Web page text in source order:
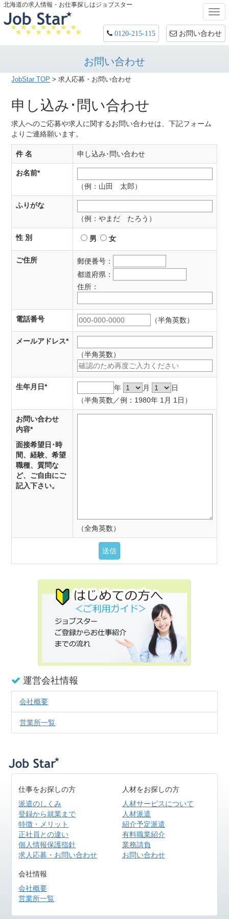
北海道の求人情報・お仕事探しはジョブスター
0120-215-115 お問い合わせ
お問い合わせ
JobStar TOP > 求人応募・お問い合わせ
申し込み･問い合わせ
求人へのご応募や求人に関するお問い合わせは、下記フォーム
よりご連絡願います。
件 名 申し込み･問い合わせ
お名前*
（例：山田 太郎）
ふりがな
（例：やまだ たろう）
性 別 男 女
ご住所
郵便番号：
都道府県：
住所：
電話番号 （半角英数）
メールアドレス*
（半角英数）
生年月日* 年 月
日
（半角英数／例：1980年 1月 1日）
お問い合わせ
内容*
面接希望日･時
間、経験、希望
職種、質問な
ど、ご自由にご
記入下さい。
（全角英数）
運営会社情報
会社概要
営業所一覧
仕事をお探しの方
派遣のしくみ
登録から就業まで
特徴・メリット
正社員との違い
個人情報保護指針
求人応募・お問い合わせ
人材をお探しの方
人材サービスについて
人材派遣
紹介予定派遣
有料職業紹介
業務請負
お問い合わせ
会社情報
会社概要
営業所一覧